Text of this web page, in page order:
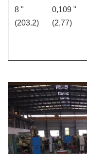
8 "
(203.2)
0,109 "
(2,77)